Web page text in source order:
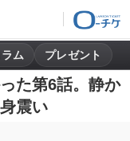
ム プレゼント
た第6話。静か
震い